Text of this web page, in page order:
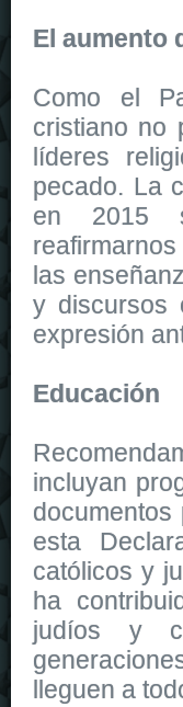
El aumento
Como el
cristiano no
líderes
pecado. La
en 2015
las
y discursos
expresión
Educación
incluyan
esta
católicos y
ha
judíos y
lleguen a